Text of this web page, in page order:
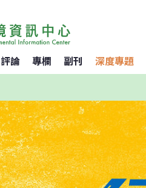
評論 專欄 副刊 深度專題